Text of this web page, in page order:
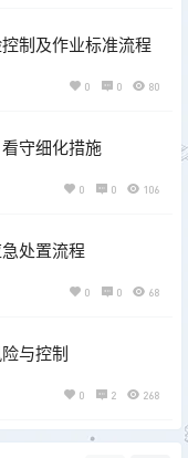
制及作业标准流程
0 0 80
守细化措施
0 0 106
处置流程
0 0 68
与控制
0 2 268